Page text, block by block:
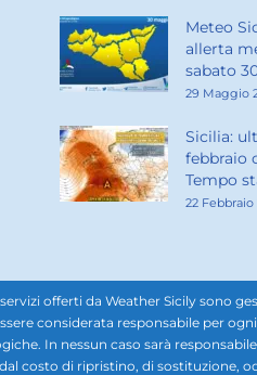
Meteo
allerta
sabato
29 Maggio
Sicilia:
febbraio
Tempo
22 Febbraio
offerti da Weather Sicily sono
considerata responsabile per
In nessun caso sarà
costo di ripristino, di sostituzione,